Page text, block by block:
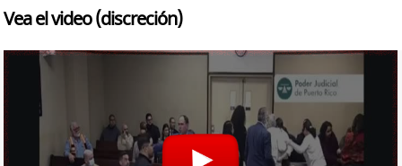
Vea el video (discreción)